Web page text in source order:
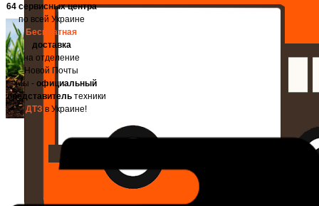
64 сервисных центра
по всей Украине
Бесплатная
доставка
на отделение
Новой Почты
Мы - официальный
представительтехники
ДТЗ в Украине!